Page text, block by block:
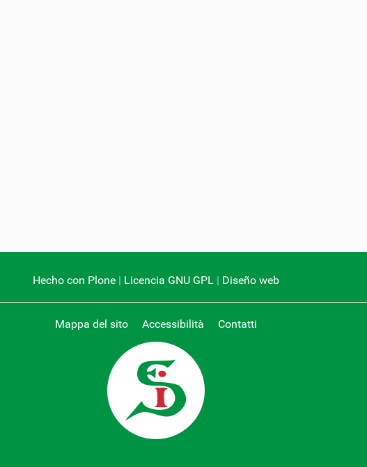
Hecho con Plone | Licencia GNU GPL | Diseño web
Mappa del sito Accessibilità Contatti